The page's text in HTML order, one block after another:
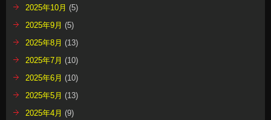
2025年10月 (5)
2025年9月 (5)
2025年8月 (13)
2025年7月 (10)
2025年6月 (10)
2025年5月 (13)
2025年4月 (9)